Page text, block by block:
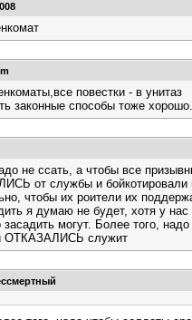
повестки - в унитаз
законные способы тоже хорошо.
не ссать, а чтобы все
от службы и бойкотировали
чтобы их роители их
я думаю не будет, хотя у
засадить могут. Более того,
ОТКАЗАЛИСЬ служит